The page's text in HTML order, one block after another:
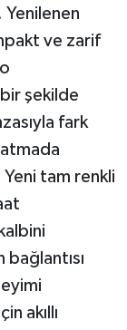
ve zarif
şekilde
fark
tam renkli
akıllı